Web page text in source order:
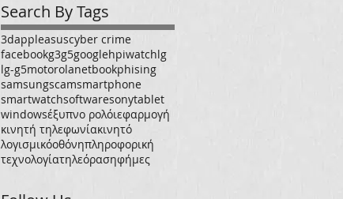
Search By Tags
3dappleasuscyber crime
facebookg3g5googlehpiwatchlg
lg-g5motorolanetbookphising
samsungscamsmartphone
smartwatchsoftwaresonytablet
windowsέξυπνο ρολόιεφαρμογή
κινητή τηλεφωνίακινητό
λογισμικόοθόνηπληροφορική
τεχνολογίατηλεόρασηφήμες